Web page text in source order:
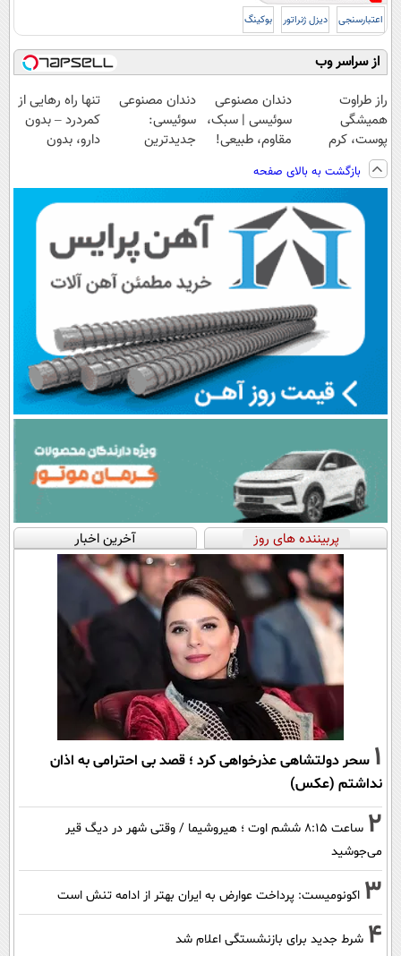
اعتبارسنجی دیزل ژنراتور بوکینگ
از سراسر وب
راز طراوت
همیشگی
پوست، کرم
جوانساز جلبک با
45%تخفیف
دندان مصنوعی
سوئیسی | سبک،
مقاوم، طبیعی!
رایگان+پرداخت
اقساطی😍
دندان مصنوعی
سوئیسی:
جدیدترین
پرداخت قسطی
تنها راه رهایی از
کمردرد – بدون
دارو، بدون
بازگشت به بالای صفحه
پربیننده های روز آخرین اخبار
1 سحر دولتشاهی عذرخواهی کرد ؛ قصد بی احترامی به اذان
نداشتم (عکس)
2
ساعت ۸:۱۵ ششم اوت ؛ هیروشیما / وقتی شهر در دیگ قیر
می‌جوشید
3 اکونومیست: پرداخت عوارض به ایران بهتر از ادامه تنش است
4 شرط جدید برای بازنشستگی اعلام شد